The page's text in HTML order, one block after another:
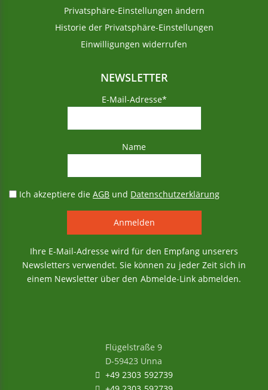
Privatsphäre-Einstellungen ändern
Historie der Privatsphäre-Einstellungen
Einwilligungen widerrufen
NEWSLETTER
E-Mail-Adresse*
Name
Ich akzeptiere dieAGB und Datenschutzerklärung
Ihre E-Mail-Adresse wird für den Empfang unserers
Newsletters verwendet. Sie können zu jeder Zeit sich in
einem Newsletter über den Abmelde-Link abmelden.
Flügelstraße 9
D-59423 Unna
+49 2303 592739